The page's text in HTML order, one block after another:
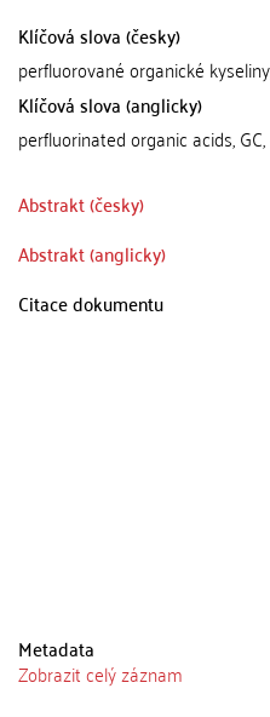
Klíčová slova (česky)
perfluorované organické
Klíčová slova (anglicky)
perfluorinated organic acids,
Abstrakt (česky)
Abstrakt (anglicky)
Citace dokumentu
Metadata
Zobrazit celý záznam